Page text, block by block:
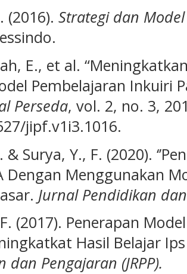
(2016). Strategi dan
E., et al.
Pembelajaran Inkuiri
Perseda, vol. 2, no. 3,
jipf.v1i3.1016.
Surya, Y., F. (2020).
Dengan Menggunakan
Jurnal Pendidikan
(2017). Penerapan
Hasil Belajar
dan Pengajaran (JRPP).